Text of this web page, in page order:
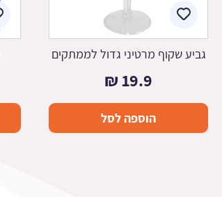
גביע שקוף מרטיני גדול לממתקים
19.9
₪
הוספה לסל